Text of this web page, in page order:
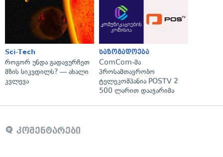
Sci-Tech
როგორ უნდა გადავურჩეთ
მზის სიკვდილს? — ახალი
კვლევა
საზოგადოება
ComCom-მა
პროსამთავრობო
ტელეკომპანია POSTV 2
500 ლარით დააჯარიმა
კომენტარები